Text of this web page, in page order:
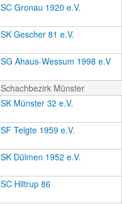
SC Gronau 1920 e.V.
SK Gescher 81 e.V.
SG Ahaus-Wessum 1998 e.V
Schachbezirk Münster
SK Münster 32 e.V.
SF Telgte 1959 e.V.
SK Dülmen 1952 e.V.
SC Hiltrup 86